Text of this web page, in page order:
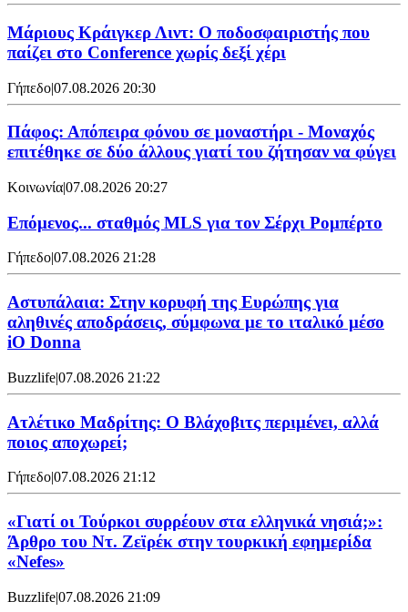
Μάριους Κράιγκερ Λιντ: Ο ποδοσφαιριστής που
παίζει στο Conference χωρίς δεξί χέρι
Γήπεδο|07.08.2026 20:30
Πάφος: Απόπειρα φόνου σε μοναστήρι - Μοναχός
επιτέθηκε σε δύο άλλους γιατί του ζήτησαν να φύγει
Κοινωνία|07.08.2026 20:27
Επόμενος... σταθμός MLS για τον Σέρχι Ρομπέρτο
Γήπεδο|07.08.2026 21:28
Αστυπάλαια: Στην κορυφή της Ευρώπης για
αληθινές αποδράσεις, σύμφωνα με το ιταλικό μέσο
iO Donna
Buzzlife|07.08.2026 21:22
Ατλέτικο Μαδρίτης: Ο Βλάχοβιτς περιμένει, αλλά
ποιος αποχωρεί;
Γήπεδο|07.08.2026 21:12
«Γιατί οι Τούρκοι συρρέουν στα ελληνικά νησιά;»:
Άρθρο του Ντ. Ζεϊρέκ στην τουρκική εφημερίδα
«Nefes»
Buzzlife|07.08.2026 21:09